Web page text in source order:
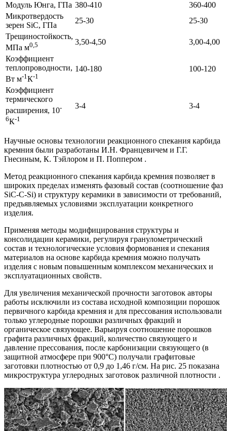
Модуль Юнга, ГПа 380-410
360-400
Микротвердость
зерен SiC, ГПа
25-30
25-30
Трещиностойкость,
МПа м0,5 3,50-4,50
3,00-4,00
Коэффициент
теплопроводности,
Вт м-1К-1
140-180 100-120
Коэффициент
термического
расширения, 10-
6К-1
3-4 3-4
Научные основы технологии реакционного спекания карбида
кремния были разработаны И.Н. Францевичем и Г.Г.
Гнесиным, К. Тэйлором и П. Поппером .
Метод реакционного спекания карбида кремния позволяет в
широких пределах изменять фазовый состав (соотношение фаз
SiC-C-Si) и структуру керамики в зависимости от требований,
предъявляемых условиями эксплуатации конкретного
изделия.
Применяя методы модифицирования структуры и
консолидации керамики, регулируя гранулометрический
состав и технологические условия формования и спекания
материалов на основе карбида кремния можно получать
изделия с новым повышенным комплексом механических и
эксплуатационных свойств.
Для увеличения механической прочности заготовок авторы
работы исключили из состава исходной композиции порошок
первичного карбида кремния и для прессования использовали
только углеродные порошки различных фракций и
органическое связующее. Варьируя соотношение порошков
графита различных фракций, количество связующего и
давление прессования, после карбонизации связующего (в
защитной атмосфере при 900°С) получали графитовые
заготовки плотностью от 0,9 до 1,46 г/см. На рис. 25 показана
микроструктура углеродных заготовок различной плотности .